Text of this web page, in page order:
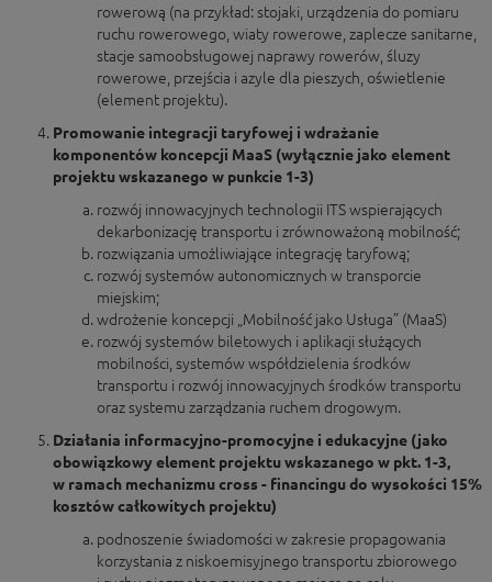
rowerową (na przykład: stojaki, urządzenia do pomiaru
ruchu rowerowego, wiaty rowerowe, zaplecze sanitarne,
stacje samoobsługowej naprawy rowerów, śluzy
rowerowe, przejścia i azyle dla pieszych, oświetlenie
(element projektu).
Promowanie integracji taryfowej i wdrażanie
komponentów koncepcji MaaS (wyłącznie jako element
projektu wskazanego w punkcie 1-3)
rozwój innowacyjnych technologii ITS wspierających
dekarbonizację transportu i zrównoważoną mobilność;
rozwiązania umożliwiające integrację taryfową;
rozwój systemów autonomicznych w transporcie
miejskim;
wdrożenie koncepcji „Mobilność jako Usługa” (MaaS)
rozwój systemów biletowych i aplikacji służących
mobilności, systemów współdzielenia środków
transportu i rozwój innowacyjnych środków transportu
oraz systemu zarządzania ruchem drogowym.
Działania informacyjno-promocyjne i edukacyjne (jako
obowiązkowy element projektu wskazanego w pkt. 1-3,
w ramach mechanizmu cross - financingu do wysokości 15%
kosztów całkowitych projektu)
podnoszenie świadomości w zakresie propagowania
korzystania z niskoemisyjnego transportu zbiorowego